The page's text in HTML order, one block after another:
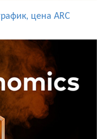
цена ARC